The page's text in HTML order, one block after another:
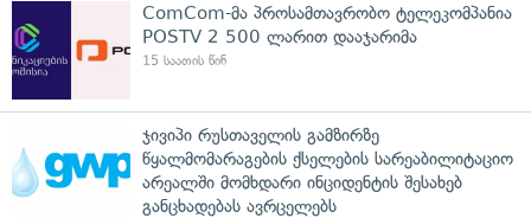
ComCom-მა პროსამთავრობო ტელეკომპანია
POSTV 2 500 ლარით დააჯარიმა
15 საათის წინ
ჯივიპი რუსთაველის გამზირზე
წყალმომარაგების ქსელების სარეაბილიტაციო
არეალში მომხდარი ინციდენტის შესახებ
განცხადებას ავრცელებს